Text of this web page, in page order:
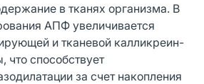
в тканях организма. В
АПФ увеличивается
и тканевой калликреин-
что способствует
за счет накопления